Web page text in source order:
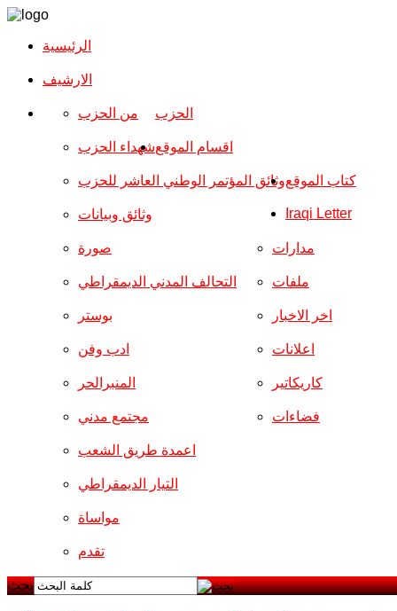
الرئيسية
الارشیف
الحزب من الحزب
شهداء الحزب
وثائق المؤتمر الوطني العاشر للحزب
وثائق وبيانات
اقسام الموقع
صورة
التحالف المدني الديمقراطي
بوستر
ادب وفن
المنبرالحر
مجتمع مدني
مدارات
ملفات
اخر الاخبار
اعلانات
كاريكاتير
فضاءات
اعمدة طريق الشعب
التيار الديمقراطي
مواساة
تقدم
كتاب الموقع
Iraqi Letter
بحث